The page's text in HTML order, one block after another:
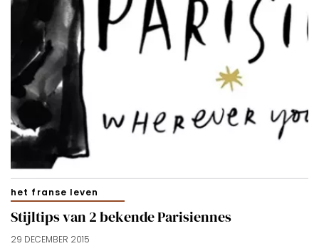
het franse leven
Stijltips van 2 bekende Parisiennes
29 DECEMBER 2015